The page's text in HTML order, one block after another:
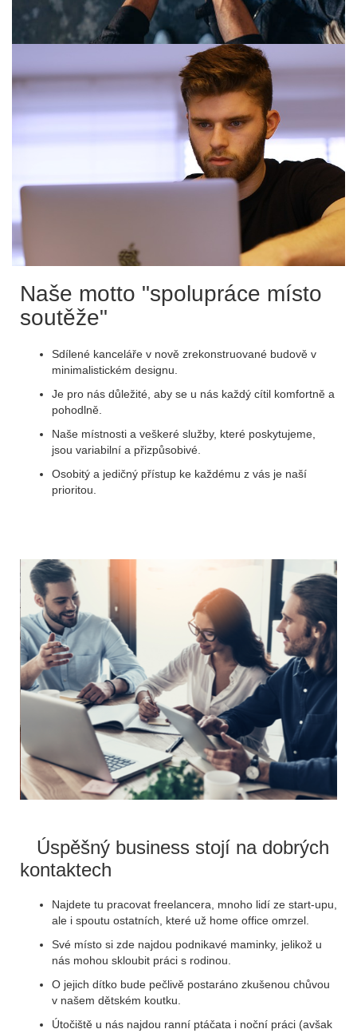
Naše motto "spolupráce místo
soutěže"
Sdílené kanceláře v nově zrekonstruované budově v
minimalistickém designu.
Je pro nás důležité, aby se u nás každý cítil komfortně a
pohodlně.
Naše místnosti a veškeré služby, které poskytujeme,
jsou variabilní a přizpůsobivé.
Osobitý a jedičný přístup ke každému z vás je naší
prioritou.
Úspěšný business stojí na dobrých
kontaktech
Najdete tu pracovat freelancera, mnoho lidí ze start-upu,
ale i spoutu ostatních, které už home office omrzel.
Své místo si zde najdou podnikavé maminky, jelikož u
nás mohou skloubit práci s rodinou.
O jejich dítko bude pečlivě postaráno zkušenou chůvou
v našem dětském koutku.
Útočiště u nás najdou ranní ptáčata i noční práci (avšak